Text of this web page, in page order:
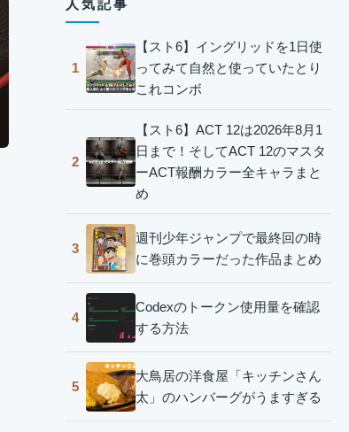
人気記事
1
【スト6】イングリッドを1日使
ってみて自然と使っていたとり
これコンボ
2
【スト6】ACT 12は2026年8月1
日まで！そしてACT 12のマスタ
ーACT報酬カラー全キャラまと
め
3
週刊少年ジャンプで最終回の時
に巻頭カラーだった作品まとめ
4
Codexのトークン使用量を確認
する方法
5
大鳥居の洋食屋「キッチンさん
太」のハンバーグがうますぎる